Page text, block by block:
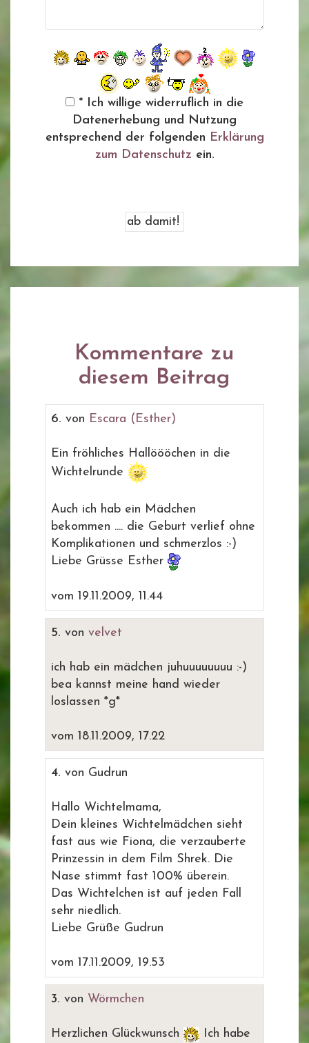
* Ich willige widerruflich in die
Datenerhebung und Nutzung
entsprechend der folgenden Erklärung
zum Datenschutz ein.
Kommentare zu
diesem Beitrag
6. von Escara (Esther)
Ein fröhliches Hallöööchen in die
Wichtelrunde
Auch ich hab ein Mädchen
bekommen .... die Geburt verlief ohne
Komplikationen und schmerzlos :-)
Liebe Grüsse Esther
vom 19.11.2009, 11.44
5. von velvet
ich hab ein mädchen juhuuuuuuuu :-)
bea kannst meine hand wieder
loslassen *g*
vom 18.11.2009, 17.22
4. von Gudrun
Hallo Wichtelmama,
Dein kleines Wichtelmädchen sieht
fast aus wie Fiona, die verzauberte
Prinzessin in dem Film Shrek. Die
Nase stimmt fast 100% überein.
Das Wichtelchen ist auf jeden Fall
sehr niedlich.
Liebe Grüße Gudrun
vom 17.11.2009, 19.53
3. von Wörmchen
Herzlichen Glückwunsch Ich habe